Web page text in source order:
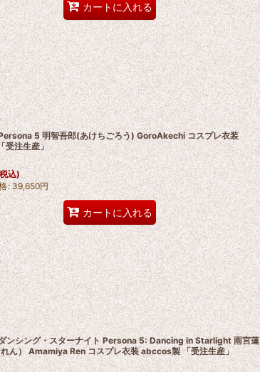
カートに入れる
5 明智吾郎(あけちごろう) GoroAkechi コスプレ衣装
受注生産」
込)
: 39,650円
カートに入れる
ンシング・スターナイト Persona 5: Dancing in Starlight 雨宮蓮
ん） Amamiya Ren コスプレ衣装 abccos製 「受注生産」